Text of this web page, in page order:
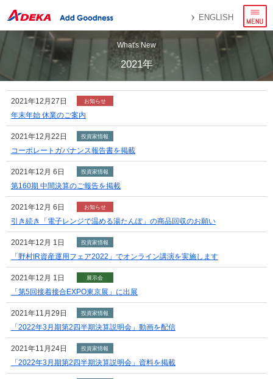
ENGLISH
ニ
ュ
What's New
2021年
2021年12月27日 お知らせ
年末年始 休業のご案内
2021年12月22日 投資家情報
コーポレートガバナンス報告書を掲載
2021年12月 6日 投資家情報
第160期 中間決算のご報告を掲載
2021年12月 6日 お知らせ
引き続き「電子レンジで温める湯たんぽ」の商品回収のお願い
2021年12月 1日 投資家情報
「野村IR資産運用フェア2022」でオンライン講演を実施します
2021年12月 1日 展示会
「第5回接着接合EXPO東京展」に出展
2021年11月29日 投資家情報
「2022年3月期第2四半期決算説明会」動画を配信
2021年11月24日 投資家情報
「2022年3月期第2四半期決算説明会」資料を掲載